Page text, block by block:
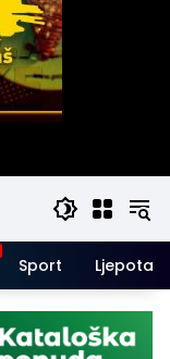
Sport Ljepota i